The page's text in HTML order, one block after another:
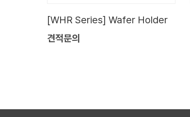
[WHR Series] Wafer Holder
견적문의